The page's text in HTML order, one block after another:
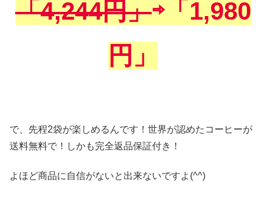
「4,244円」⇨「1,980
円」
で、先程2袋が楽しめるんです！世界が認めたコーヒーが
送料無料で！しかも完全返品保証付き！
よほど商品に自信がないと出来ないですよ(^^)